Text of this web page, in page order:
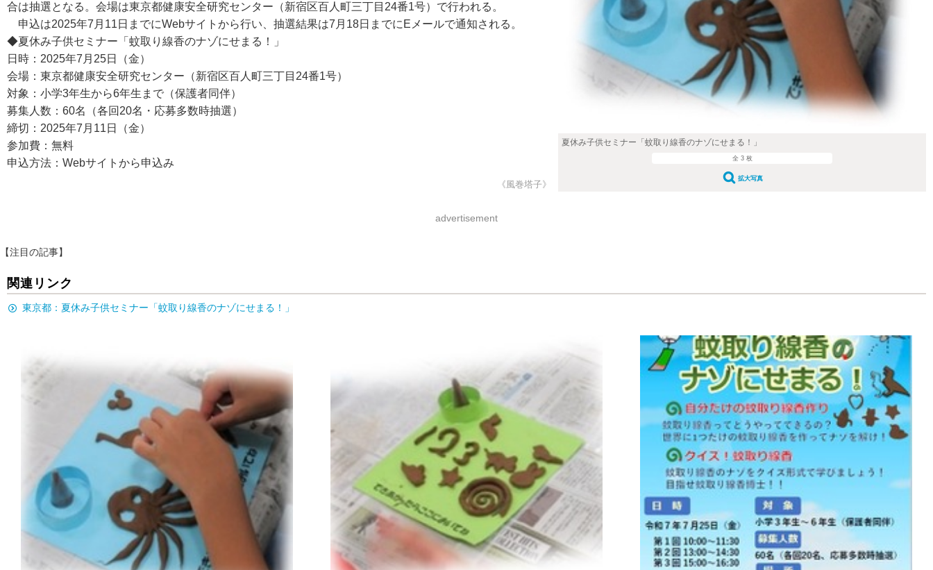
夏休み子供セミナー「蚊取り線香のナゾにせまる！」
全 3 枚
拡大写真
合は抽選となる。会場は東京都健康安全研究センター（新宿区百人町三丁目24番1号）で行われる。
申込は2025年7月11日までにWebサイトから行い、抽選結果は7月18日までにEメールで通知される。
◆夏休み子供セミナー「蚊取り線香のナゾにせまる！」
日時：2025年7月25日（金）
会場：東京都健康安全研究センター（新宿区百人町三丁目24番1号）
対象：小学3年生から6年生まで（保護者同伴）
募集人数：60名（各回20名・応募多数時抽選）
締切：2025年7月11日（金）
参加費：無料
申込方法：Webサイトから申込み
《風巻塔子》
advertisement
【注目の記事】
関連リンク
東京都：夏休み子供セミナー「蚊取り線香のナゾにせまる！」